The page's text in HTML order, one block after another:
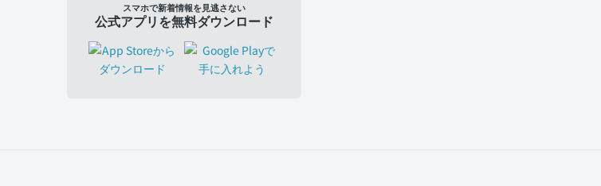
スマホで新着情報を見逃さない
公式アプリを無料ダウンロード